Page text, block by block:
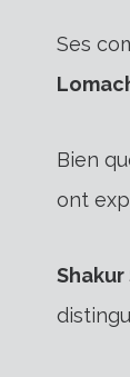
Ses
Bien
ont